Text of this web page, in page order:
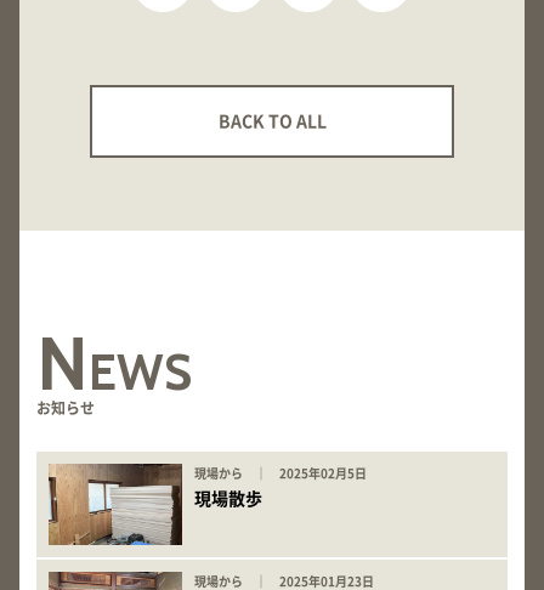
BACK TO ALL
NEWS
お知らせ
現場から ｜ 2025年02月5日
現場散歩
現場から ｜ 2025年01月23日